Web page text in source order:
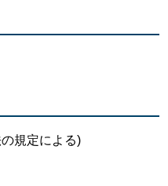
規定による)